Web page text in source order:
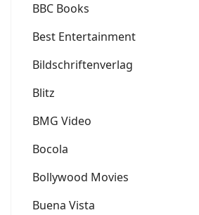
BBC Books
Best Entertainment
Bildschriftenverlag
Blitz
BMG Video
Bocola
Bollywood Movies
Buena Vista